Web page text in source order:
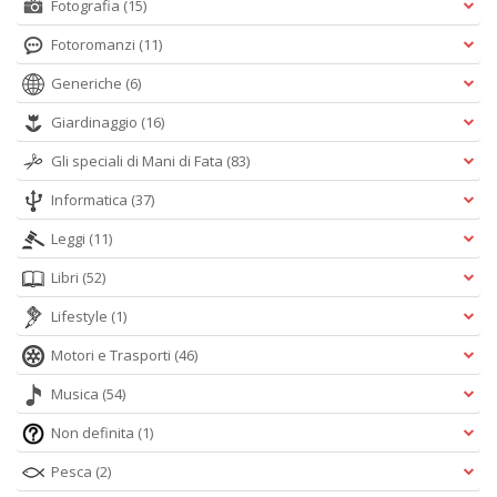
Fotografia (15)
Fotoromanzi (11)
Generiche (6)
Giardinaggio (16)
Gli speciali di Mani di Fata (83)
Informatica (37)
Leggi (11)
Libri (52)
Lifestyle (1)
Motori e Trasporti (46)
Musica (54)
Non definita (1)
Pesca (2)